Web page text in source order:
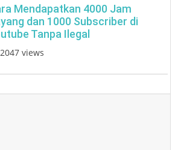
Mendapatkan 4000 Jam
dan 1000 Subscriber di
Tanpa Ilegal
views